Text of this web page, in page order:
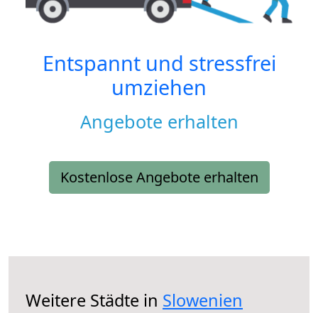
Entspannt und stressfrei
umziehen
Angebote erhalten
Kostenlose Angebote erhalten
Weitere Städte in Slowenien